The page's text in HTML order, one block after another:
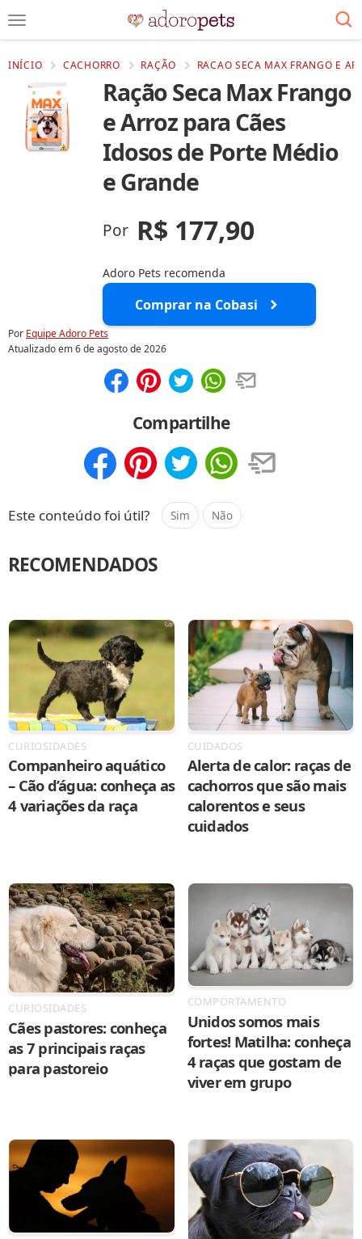
INÍCIO CACHORRO RAÇÃO RACAO SECA MAX FRANGO E
Ração Seca Max Frango
e Arroz para Cães
Idosos de Porte Médio
e Grande
Por R$ 177,90
Adoro Pets recomenda
Comprar na Cobasi
Por Equipe Adoro Pets
Atualizado em6 de agosto de 2026
Compartilhe
Este conteúdo foi útil? Sim Não
RECOMENDADOS
CURIOSIDADES
Companheiro aquático
– Cão d’água: conheça as
4 variações da raça
CUIDADOS
Alerta de calor: raças de
cachorros que são mais
calorentos e seus
cuidados
CURIOSIDADES
Cães pastores: conheça
as 7 principais raças
para pastoreio
COMPORTAMENTO
Unidos somos mais
fortes! Matilha: conheça
4 raças que gostam de
viver em grupo